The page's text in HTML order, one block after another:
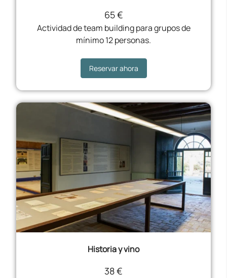
65 €
Actividad de team building para grupos de
mínimo 12 personas.
Reservar ahora
Historia y vino
38 €